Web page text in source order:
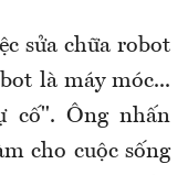
sửa chữa robot
là máy móc...
cố". Ông nhấn
cho cuộc sống